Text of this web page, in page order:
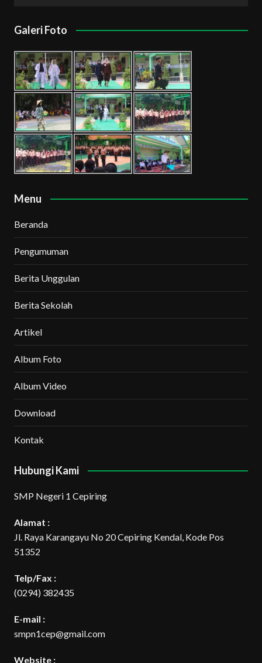
Galeri Foto
Menu
Beranda
Pengumuman
Berita Unggulan
Berita Sekolah
Artikel
Album Foto
Album Video
Download
Kontak
Hubungi Kami
SMP Negeri 1 Cepiring
Alamat :
Jl. Raya Karangayu No 20 Cepiring Kendal, Kode Pos
51352
Telp/Fax :
(0294) 382435
E-mail :
smpn1cep@gmail.com
Website :